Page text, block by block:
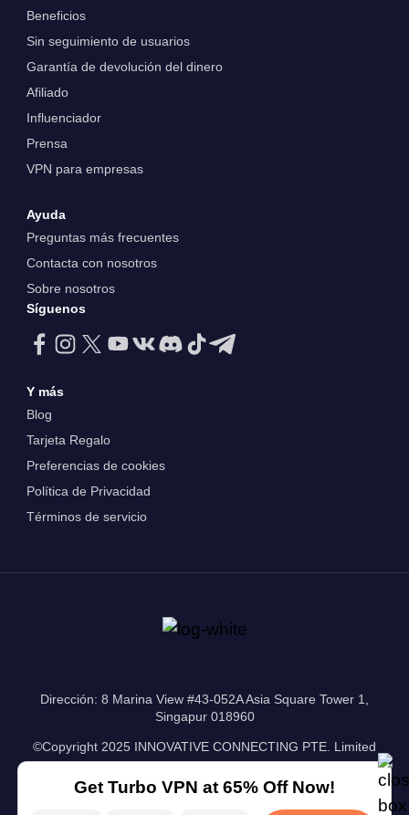
Beneficios
Sin seguimiento de usuarios
Garantía de devolución del dinero
Afiliado
Influenciador
Prensa
VPN para empresas
Ayuda
Preguntas más frecuentes
Contacta con nosotros
Sobre nosotros
Síguenos
Y más
Blog
Tarjeta Regalo
Preferencias de cookies
Política de Privacidad
Términos de servicio
Dirección: 8 Marina View #43-052A Asia Square Tower 1,
Singapur 018960
©Copyright 2025 INNOVATIVE CONNECTING PTE. Limited
Get Turbo VPN at 65% Off Now!